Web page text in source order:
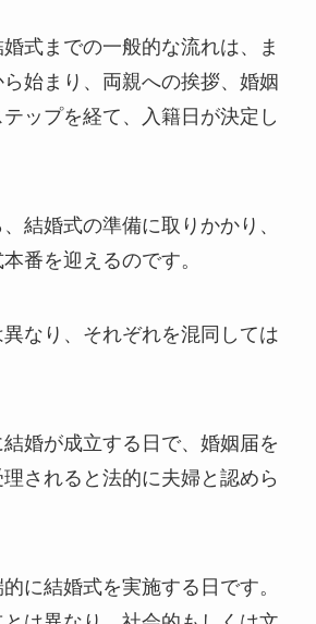
式までの一般的な流れは、ま
始まり、両親への挨拶、婚姻
ップを経て、入籍日が決定し
結婚式の準備に取りかかり、
番を迎えるのです。
なり、それぞれを混同しては
婚が成立する日で、婚姻届を
されると法的に夫婦と認めら
に結婚式を実施する日です。